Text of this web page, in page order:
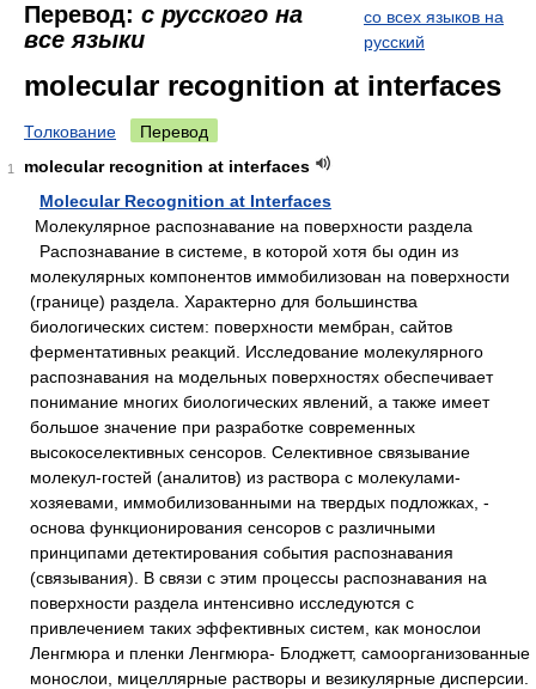
Перевод: с русского на
все языки
со всех языков на
русский
molecular recognition at interfaces
Толкование Перевод
1
molecular recognition at interfaces
Molecular Recognition at Interfaces
Молекулярное распознавание на поверхности раздела
Распознавание в системе, в которой хотя бы один из
молекулярных компонентов иммобилизован на поверхности
(границе) раздела. Характерно для большинства
биологических систем: поверхности мембран, сайтов
ферментативных реакций. Исследование молекулярного
распознавания на модельных поверхностях обеспечивает
понимание многих биологических явлений, а также имеет
большое значение при разработке современных
высокоселективных сенсоров. Селективное связывание
молекул-гостей (аналитов) из раствора с молекулами-
хозяевами, иммобилизованными на твердых подложках, -
основа функционирования сенсоров с различными
принципами детектирования события распознавания
(связывания). В связи с этим процессы распознавания на
поверхности раздела интенсивно исследуются с
привлечением таких эффективных систем, как монослои
Ленгмюра и пленки Ленгмюра- Блоджетт, самоорганизованные
монослои, мицеллярные растворы и везикулярные дисперсии.